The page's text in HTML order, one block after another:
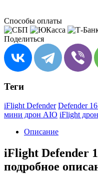
Способы оплаты
Поделиться
Теги
iFlight Defender Defender 16
мини дрон AIO iFlight дрон
Описание
iFlight Defender
подробное